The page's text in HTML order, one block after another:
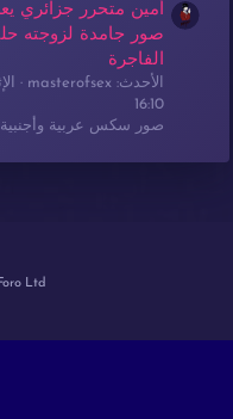
أمين متحرر جزائري
صور جامدة لزوجته
الفاجرة
الأحدث: masterofsex
16:10
صور سكس عربية وأجنبية
Ltd.